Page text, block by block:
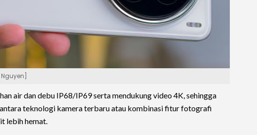
air dan debu IP68/IP69 serta mendukung video 4K, sehingga
teknologi kamera terbaru atau kombinasi fitur fotografi
lebih hemat.